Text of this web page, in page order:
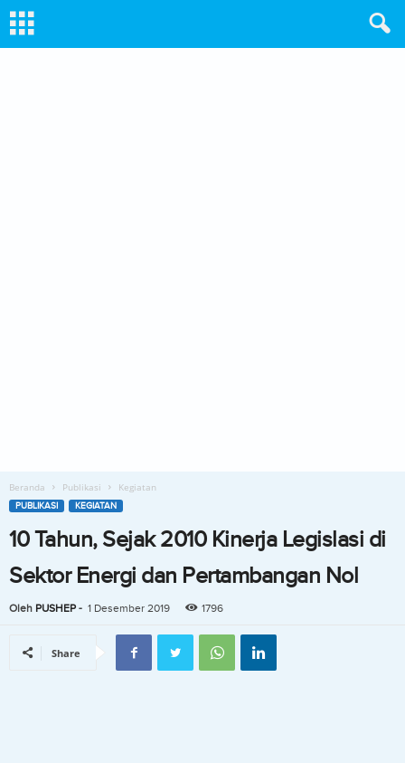
Beranda Publikasi Kegiatan
PUBLIKASI KEGIATAN
10 Tahun, Sejak 2010 Kinerja Legislasi di
Sektor Energi dan Pertambangan Nol
Oleh PUSHEP - 1 Desember 2019 1796
Share